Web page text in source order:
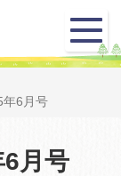
メ
ニ
ュ
年6月号
月号